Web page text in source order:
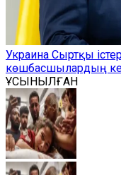
Украина Сыртқы
көшбасшылардың
ҰСЫНЫЛҒАН